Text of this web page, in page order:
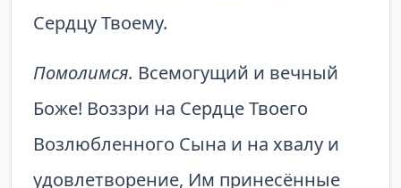
Сердцу Твоему.
Помолимся. Всемогущий и вечный
Боже! Воззри на Сердце Твоего
Возлюбленного Сына и на хвалу и
удовлетворение, Им принесённые